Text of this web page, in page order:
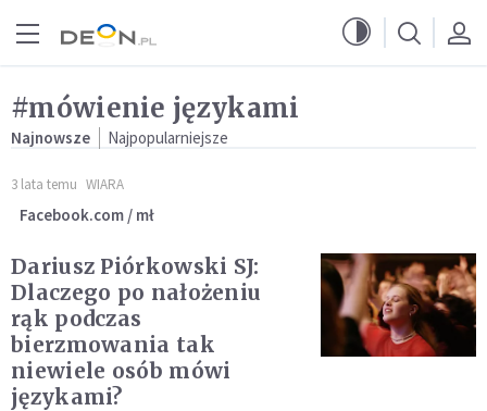
#mówienie językami
Najnowsze Najpopularniejsze
3 lata temu WIARA
Facebook.com / mł
Dariusz Piórkowski SJ:
Dlaczego po nałożeniu
rąk podczas
bierzmowania tak
niewiele osób mówi
językami?